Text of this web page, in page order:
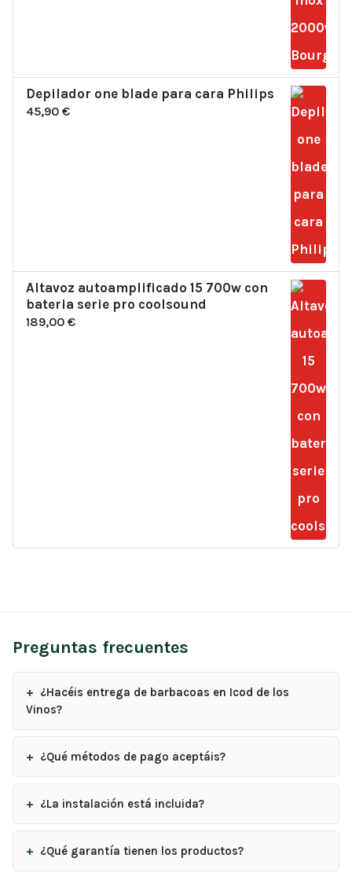
Depilador one blade para cara Philips
45,90 €
Altavoz autoamplificado 15 700w con
bateria serie pro coolsound
189,00 €
Preguntas frecuentes
¿Hacéis entrega de barbacoas en Icod de los
Vinos?
¿Qué métodos de pago aceptáis?
¿La instalación está incluida?
¿Qué garantía tienen los productos?